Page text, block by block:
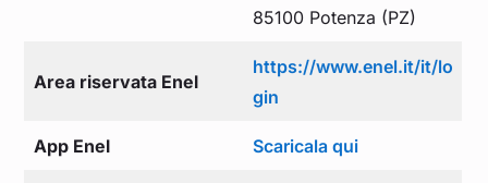
85100 Potenza (PZ)
Area riservata Enel
https://www.enel.it/it/lo
gin
App Enel Scaricala qui